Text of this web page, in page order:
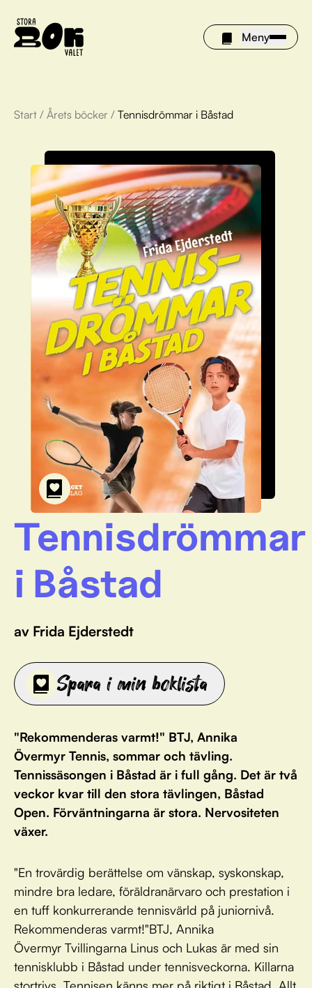
Meny
Årets böcker
Om Stora bokvalet
Olivia tipsar
Vinnare
FAQ
För bibliotek
Start / Årets böcker / Tennisdrömmar i Båstad
Tennisdrömmar
i Båstad
av Frida Ejderstedt
Spara i min boklista
"Rekommenderas varmt!" BTJ, Annika
Övermyr Tennis, sommar och tävling.
Tennissäsongen i Båstad är i full gång. Det är två
veckor kvar till den stora tävlingen, Båstad
Open. Förväntningarna är stora. Nervositeten
växer.
"En trovärdig berättelse om vänskap, syskonskap,
mindre bra ledare, föräldranärvaro och prestation i
en tuff konkurrerande tennisvärld på juniornivå.
Rekommenderas varmt!"BTJ, Annika
Övermyr Tvillingarna Linus och Lukas är med sin
tennisklubb i Båstad under tennisveckorna. Killarna